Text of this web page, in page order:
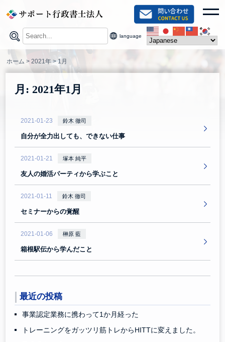
content
language
ホーム >2021年>1月
月: 2021年1月
2021-01-23 鈴木 徹司
自分が全力出しても、できない仕事
2021-01-21 塚本 純平
友人の婚活パーティから学ぶこと
2021-01-11 鈴木 徹司
セミナーからの覚醒
2021-01-06 榊原 藍
箱根駅伝から学んだこと
最近の投稿
事業認定業務に携わって1か月経った
トレーニングをガッツリ筋トレからHITTに変えました。